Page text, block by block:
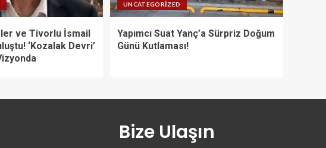
ve Tivorlu İsmail
‘Kozalak Devri’
UNCATEGORIZED
Yapımcı Suat Yanç’a Sürpriz Doğum
Günü Kutlaması!
Bize Ulaşın